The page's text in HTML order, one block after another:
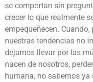
se comportan sin
crecer lo que realmente
empequeñecen.
nuestras tendencias no
dejamos llevar por las
nacen de nosotros,
humana, no sabemos